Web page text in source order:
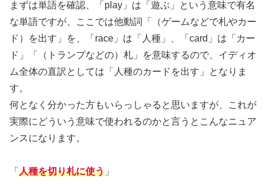
まずは単語を確認、「play」は「遊ぶ」という意味で有名
な単語ですが、ここでは他動詞「（ゲームなどで札やカー
ド）を出す」を、「race」は「人種」、「card」は「カー
ド」「（トランプなどの）札」を意味するので、イディオ
ム全体の直訳としては「人種のカードを出す」となりま
す。
何となく分かった方もいらっしゃると思いますが、これが
実際にどういう意味で使われるのかと言うとこんなニュア
ンスになります。
「 人種を切り札に使う 」